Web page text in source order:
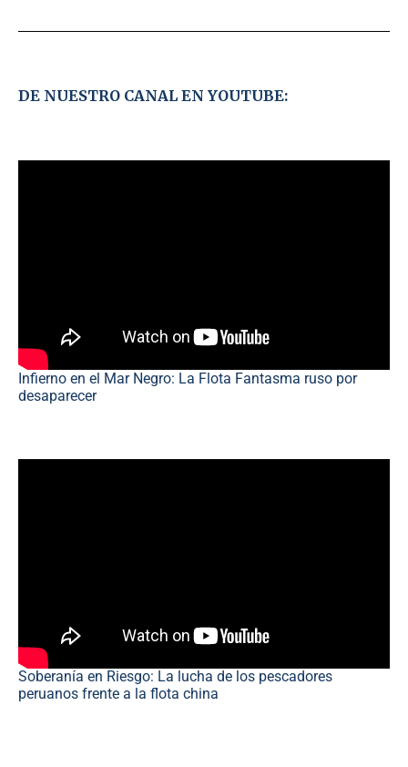
DE NUESTRO CANAL EN YOUTUBE:
Infierno en el Mar Negro: La Flota Fantasma ruso por
desaparecer
Soberanía en Riesgo: La lucha de los pescadores
peruanos frente a la flota china